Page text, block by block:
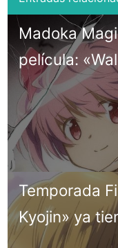
Madoka
película:
Temporada
Kyojin» ya